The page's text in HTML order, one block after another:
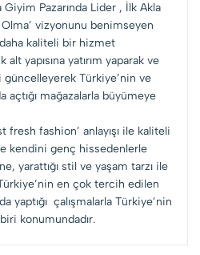
Giyim Pazarında Lider , İlk Akla
vizyonunu benimseyen
kaliteli bir hizmet
yapısına yatırım yaparak ve
Türkiye’nin ve
açtığı mağazalarla büyümeye
fresh fashion’ anlayışı ile kaliteli
genç hissedenlerle
yarattığı stil ve yaşam tarzı ile
en çok tercih edilen
yaptığı çalışmalarla Türkiye’nin
konumundadır.